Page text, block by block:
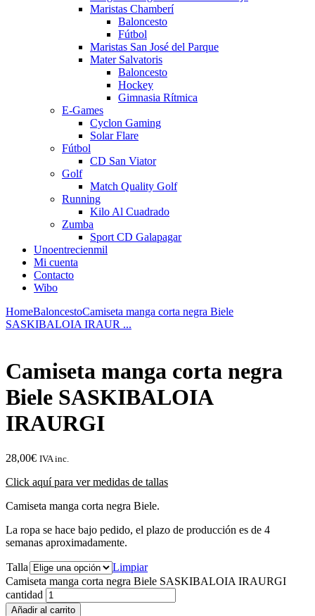
Maristas Chamberí
Baloncesto
Fútbol
Maristas San José del Parque
Mater Salvatoris
Baloncesto
Hockey
Gimnasia Rítmica
E-Games
Cyclon Gaming
Solar Flare
Fútbol
CD San Viator
Golf
Match Quality Golf
Running
Kilo Al Cuadrado
Zumba
Sport CD Galapagar
Unoentrecienmil
Mi cuenta
Contacto
Wibo
HomeBaloncestoCamiseta manga corta negra Biele
SASKIBALOIA IRAUR ...
Camiseta manga corta negra
Biele SASKIBALOIA
IRAURGI
28,00€ IVA inc.
Click aquí para ver medidas de tallas
Camiseta manga corta negra Biele.
La ropa se hace bajo pedido, el plazo de producción es de 4
semanas aproximadamente.
Talla
Limpiar
Camiseta manga corta negra Biele SASKIBALOIA IRAURGI
cantidad
Añadir al carrito